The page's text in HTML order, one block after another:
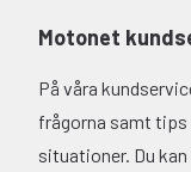
Motonet
På våra
frågorna samt
situationer. Du